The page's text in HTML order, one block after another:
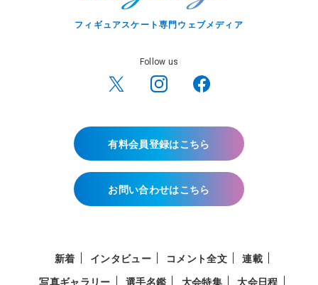
フィギュアスケート専門ウェブメディア
Follow us
有料会員登録はこちら
お問い合わせはこちら
新着 インタビュー コメント全文
連載
写真ギャラリー
選手名鑑 大会特集 大会日程